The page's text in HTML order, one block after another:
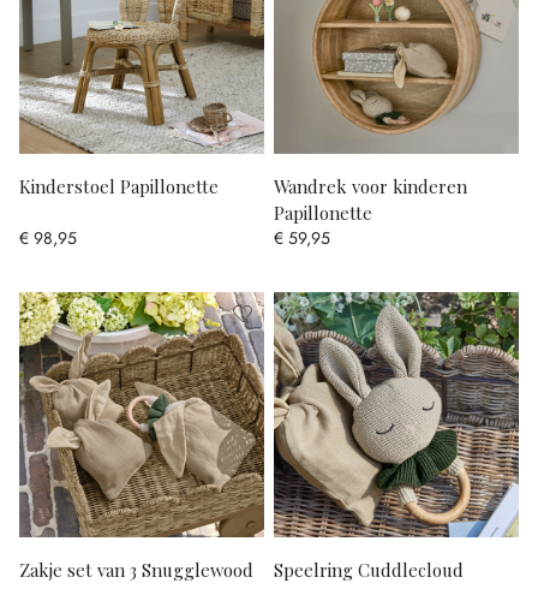
Kinderstoel Papillonette
€ 98,95
Wandrek voor kinderen
Papillonette
€ 59,95
Zakje set van 3 Snugglewood Speelring Cuddlecloud